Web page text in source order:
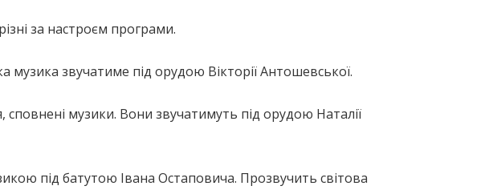
за настроєм програми.
звучатиме під орудою Вікторії Антошевської.
сповнені музики. Вони звучатимуть під орудою Наталії
під батутою Івана Остаповича. Прозвучить світова